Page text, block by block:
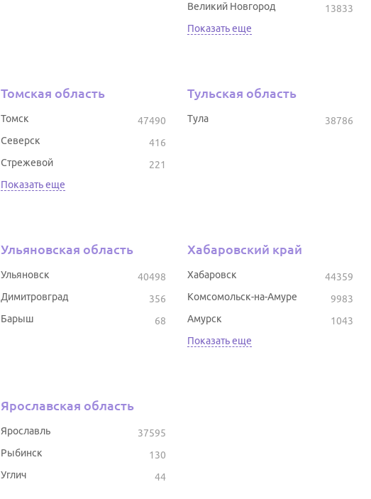
13833
Великий Новгород
Показать еще
Томская область
47490
Томск
416
Северск
221
Стрежевой
Показать еще
Тульская область
38786
Тула
Ульяновская область
40498
Ульяновск
356
Димитровград
68
Барыш
Хабаровский край
44359
Хабаровск
9983
Комсомольск-на-Амуре
1043
Амурск
Показать еще
Ярославская область
37595
Ярославль
130
Рыбинск
44
Углич